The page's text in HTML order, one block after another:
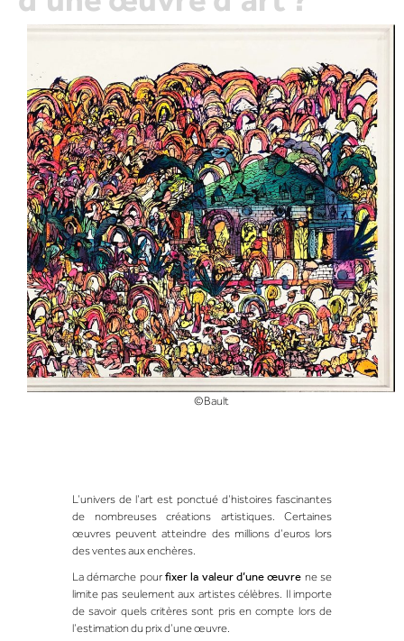
©Bault
L’univers de l’art est ponctué d’histoires fascinantes
de nombreuses créations artistiques. Certaines
œuvres peuvent atteindre des millions d’euros lors
des ventes aux enchères.
La démarche pourfixer la valeur d’une œuvre ne se
limite pas seulement aux artistes célèbres. Il importe
de savoir quels critères sont pris en compte lors de
l’estimation du prix d’une œuvre.